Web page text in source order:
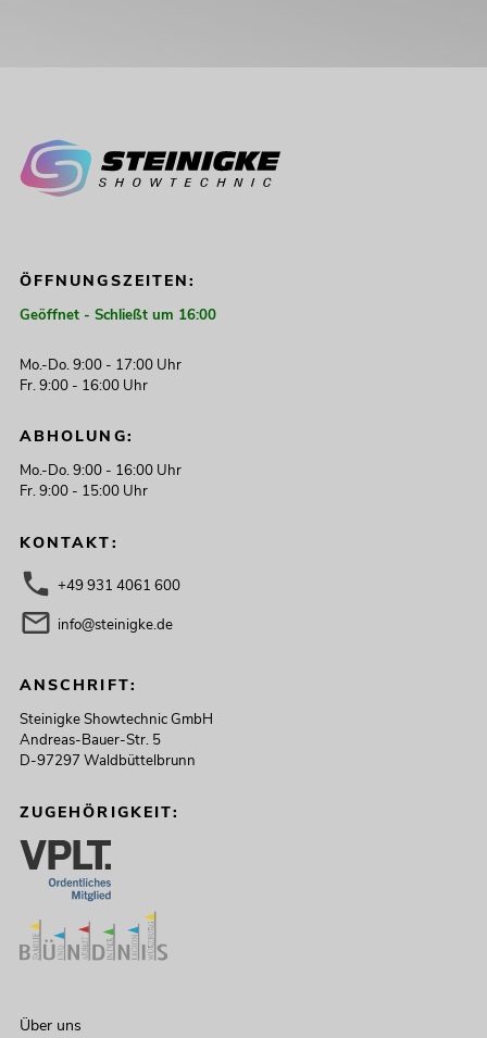
ÖFFNUNGSZEITEN:
Geöffnet - Schließt um 16:00
Mo.-Do. 9:00 - 17:00 Uhr
Fr. 9:00 - 16:00 Uhr
ABHOLUNG:
Mo.-Do. 9:00 - 16:00 Uhr
Fr. 9:00 - 15:00 Uhr
KONTAKT:
+49 931 4061 600
info@steinigke.de
ANSCHRIFT:
Steinigke Showtechnic GmbH
Andreas-Bauer-Str. 5
D-97297 Waldbüttelbrunn
ZUGEHÖRIGKEIT:
Über uns